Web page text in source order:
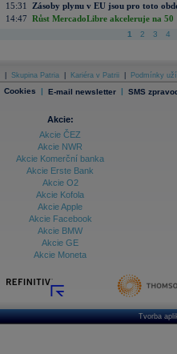
15:31
Zásoby plynu v EU jsou pro toto
14:47 Růst MercadoLibre akceleruje na
1 2 3 4
Skupina Patria Kariéra v Patrii Podmínky
Cookies | E-mail newsletter | SMS
Akcie:
Akcie ČEZ
Akcie NWR
Akcie Komerční banka
Akcie Erste Bank
Akcie O2
Akcie Kofola
Akcie Apple
Akcie Facebook
Akcie BMW
Akcie GE
Akcie Moneta
Tvorba